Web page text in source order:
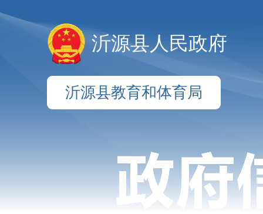
沂源县人民政府
沂源县教育和体育局